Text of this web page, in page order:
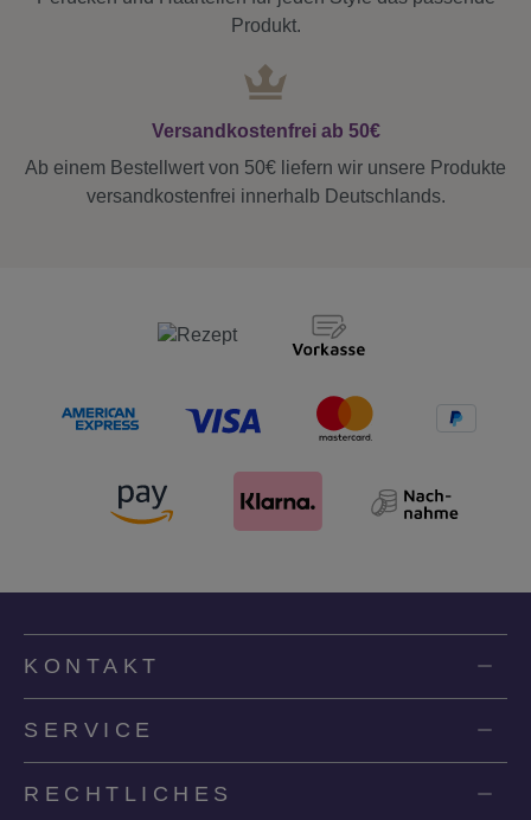
Produkt.
Versandkostenfrei ab 50€
Ab einem Bestellwert von 50€ liefern wir unsere Produkte
versandkostenfrei innerhalb Deutschlands.
KONTAKT
SERVICE
RECHTLICHES